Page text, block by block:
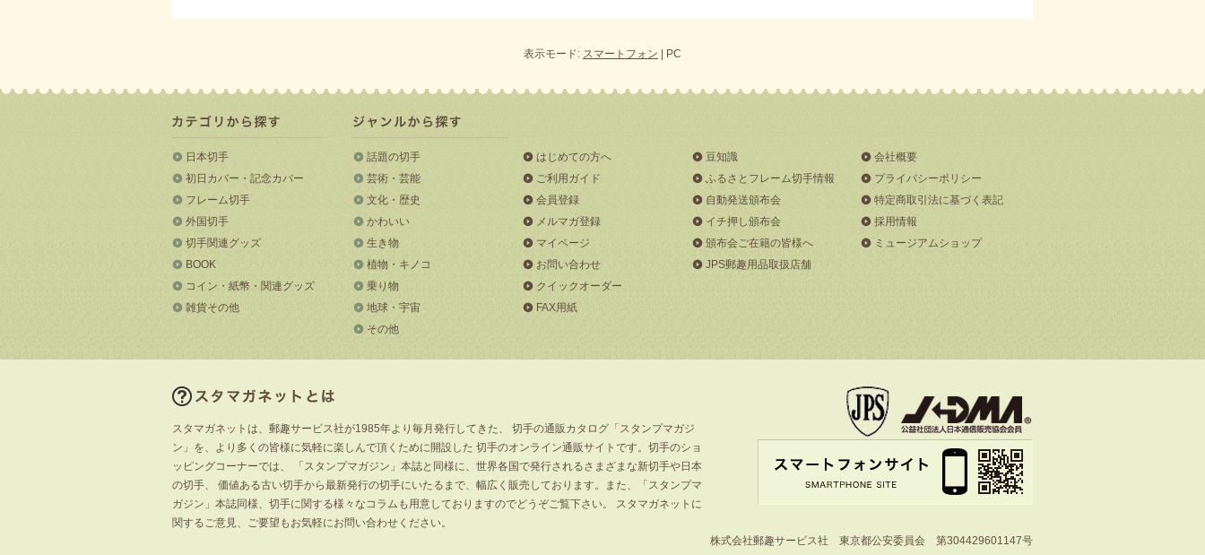
表示モード: スマートフォン | PC
日本切手
初日カバー・記念カバー
フレーム切手
外国切手
切手関連グッズ
BOOK
コイン・紙幣・関連グッズ
雑貨その他
話題の切手
芸術・芸能
文化・歴史
かわいい
生き物
植物・キノコ
乗り物
地球・宇宙
その他
はじめての方へ
ご利用ガイド
会員登録
メルマガ登録
マイページ
お問い合わせ
クイックオーダー
FAX用紙
豆知識
ふるさとフレーム切手情報
自動発送頒布会
イチ押し頒布会
頒布会ご在籍の皆様へ
JPS郵趣用品取扱店舗
会社概要
プライバシーポリシー
特定商取引法に基づく表記
採用情報
ミュージアムショップ
スタマガネットは、郵趣サービス社が1985年より毎月発行してきた、 切手の通販カタログ「スタンプマガジ
ン」を、より多くの皆様に気軽に楽しんで頂くために開設した 切手のオンライン通販サイトです。切手のショ
ッピングコーナーでは、 「スタンプマガジン」本誌と同様に、世界各国で発行されるさまざまな新切手や日本
の切手、 価値ある古い切手から最新発行の切手にいたるまで、幅広く販売しております。また、「スタンプマ
ガジン」本誌同様、切手に関する様々なコラムも用意しておりますのでどうぞご覧下さい。 スタマガネットに
関するご意見、ご要望もお気軽にお問い合わせください。
株式会社郵趣サービス社 東京都公安委員会 第304429601147号